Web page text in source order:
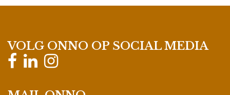
VOLG ONNO OP SOCIAL MEDIA